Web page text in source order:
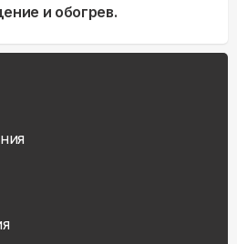
и обогрев.